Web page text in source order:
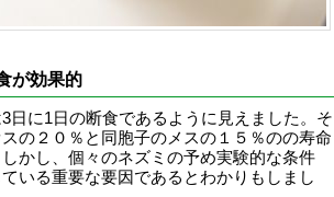
が効果的
日に1日の断食であるように見えました。そ
の２０％と同胞子のメスの１５％のの寿命
かし、個々のネズミの予め実験的な条件
いる重要な要因であるとわかりもしまし